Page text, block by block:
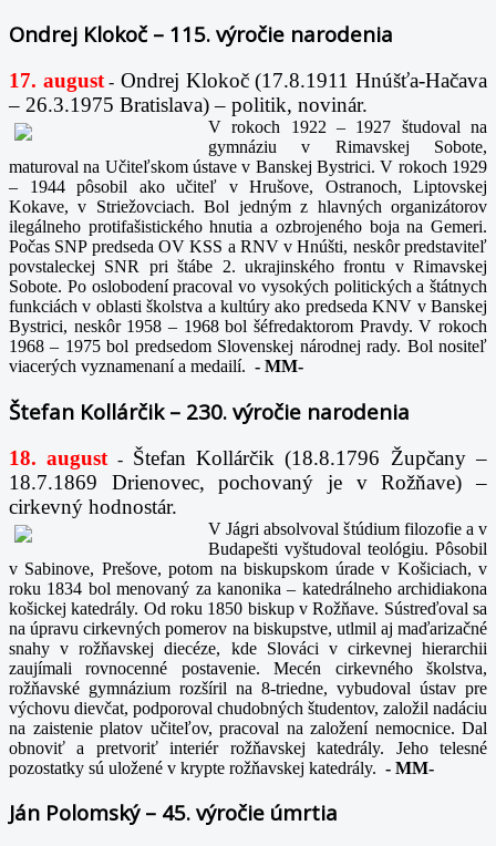
Ondrej Klokoč – 115. výročie narodenia
17. august- Ondrej Klokoč (17.8.1911 Hnúšťa-Hačava
– 26.3.1975 Bratislava) – politik, novinár.
V rokoch 1922 – 1927 študoval na
gymnáziu v Rimavskej Sobote,
maturoval na Učiteľskom ústave v Banskej Bystrici. V rokoch 1929
– 1944 pôsobil ako učiteľ v Hrušove, Ostranoch, Liptovskej
Kokave, v Striežovciach. Bol jedným z hlavných organizátorov
ilegálneho protifašistického hnutia a ozbrojeného boja na Gemeri.
Počas SNP predseda OV KSS a RNV v Hnúšti, neskôr predstaviteľ
povstaleckej SNR pri štábe 2. ukrajinského frontu v Rimavskej
Sobote. Po oslobodení pracoval vo vysokých politických a štátnych
funkciách v oblasti školstva a kultúry ako predseda KNV v Banskej
Bystrici, neskôr 1958 – 1968 bol šéfredaktorom Pravdy. V rokoch
1968 – 1975 bol predsedom Slovenskej národnej rady. Bol nositeľ
viacerých vyznamenaní a medailí. - MM-
Štefan Kollárčik – 230. výročie narodenia
18. august -
Štefan Kollárčik (18.8.1796 Župčany –
18.7.1869 Drienovec, pochovaný je v Rožňave) –
cirkevný hodnostár.
V Jágri absolvoval štúdium filozofie a v
Budapešti vyštudoval teológiu. Pôsobil
v Sabinove, Prešove, potom na biskupskom úrade v Košiciach, v
roku 1834 bol menovaný za kanonika – katedrálneho archidiakona
košickej katedrály. Od roku 1850 biskup v Rožňave. Sústreďoval sa
na úpravu cirkevných pomerov na biskupstve, utlmil aj maďarizačné
snahy v rožňavskej diecéze, kde Slováci v cirkevnej hierarchii
zaujímali rovnocenné postavenie. Mecén cirkevného školstva,
rožňavské gymnázium rozšíril na 8-triedne, vybudoval ústav pre
výchovu dievčat, podporoval chudobných študentov, založil nadáciu
na zaistenie platov učiteľov, pracoval na založení nemocnice. Dal
obnoviť a pretvoriť interiér rožňavskej katedrály. Jeho telesné
pozostatky sú uložené v krypte rožňavskej katedrály. - MM-
Ján Polomský – 45. výročie úmrtia